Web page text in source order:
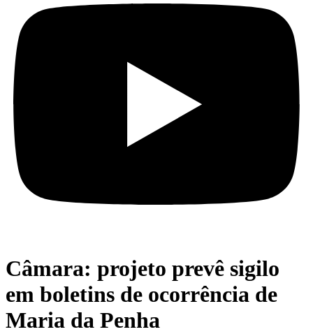
Câmara: projeto prevê sigilo
em boletins de ocorrência de
Maria da Penha